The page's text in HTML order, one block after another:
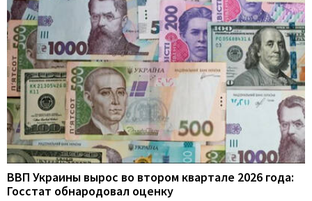
ВВП Украины вырос во втором квартале 2026 года:
Госстат обнародовал оценку